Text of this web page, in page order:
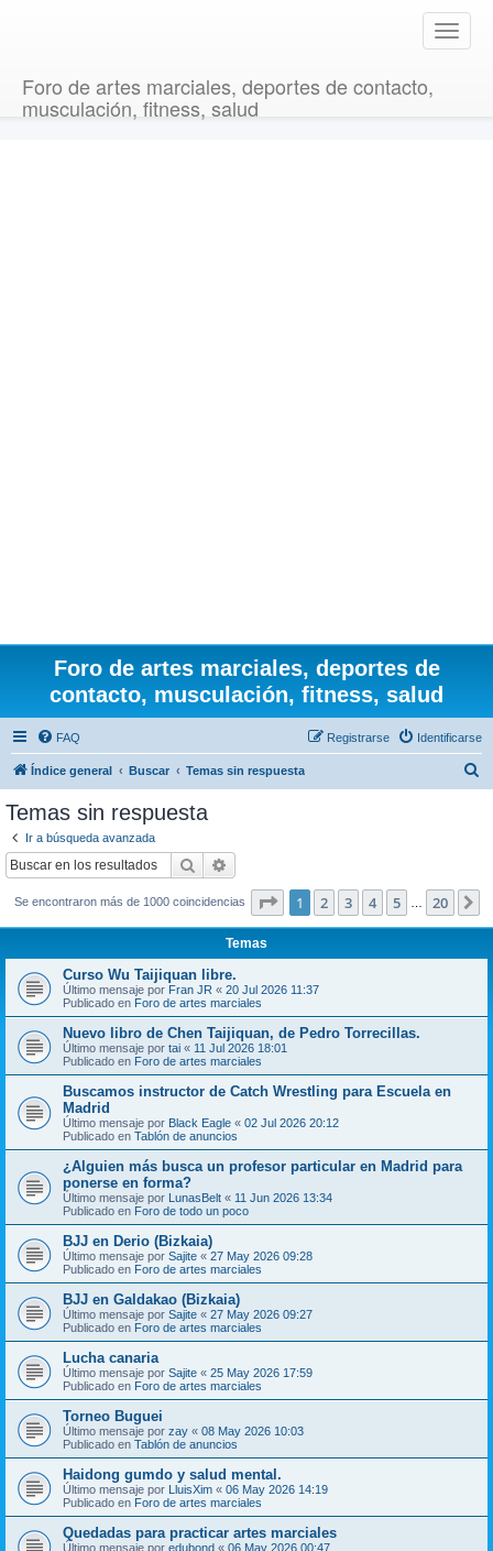
T
o
Foro de artes marciales, deportes de contacto,
musculación, fitness, salud
Foro de artes marciales, deportes de
contacto, musculación, fitness, salud
FAQ Identificarse
Registrarse
Índice general Buscar Temas sin respuesta
Temas sin respuesta
Ir a búsqueda avanzada
Buscar
Se encontraron más de 1000 coincidencias Página de 20
1 2 3 4 5 20
Temas
Curso Wu Taijiquan libre.
Último mensaje por Fran JR « 20 Jul 2026 11:37
Publicado en Foro de artes marciales
Nuevo libro de Chen Taijiquan, de Pedro Torrecillas.
Último mensaje por tai « 11 Jul 2026 18:01
Publicado en Foro de artes marciales
Buscamos instructor de Catch Wrestling para Escuela en
Madrid
Último mensaje por Black Eagle « 02 Jul 2026 20:12
Publicado en Tablón de anuncios
¿Alguien más busca un profesor particular en Madrid para
ponerse en forma?
Último mensaje por LunasBelt « 11 Jun 2026 13:34
Publicado en Foro de todo un poco
BJJ en Derio (Bizkaia)
Último mensaje por Sajite « 27 May 2026 09:28
Publicado en Foro de artes marciales
BJJ en Galdakao (Bizkaia)
Último mensaje por Sajite « 27 May 2026 09:27
Publicado en Foro de artes marciales
Lucha canaria
Último mensaje por Sajite « 25 May 2026 17:59
Publicado en Foro de artes marciales
Torneo Buguei
Último mensaje por zay « 08 May 2026 10:03
Publicado en Tablón de anuncios
Haidong gumdo y salud mental.
Último mensaje por LluisXim « 06 May 2026 14:19
Publicado en Foro de artes marciales
Quedadas para practicar artes marciales
Último mensaje por edubond « 06 May 2026 00:47